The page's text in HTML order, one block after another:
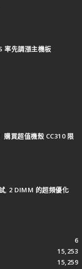
率先調漲主機板
購買超值機殼 CC310 限
, 2 DIMM 的超頻優化
6
15,253
15,259